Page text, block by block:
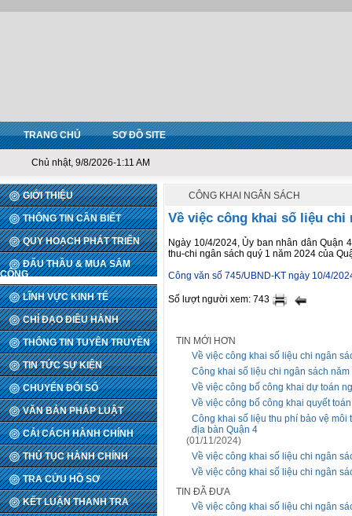
TRANG CHỦ SƠ ĐỒ SITE
Chủ nhật, 9/8/2026-1:11 AM
GIỚI THIỆU
THÔNG TIN CẦN BIẾT
QUY HOẠCH PHÁT TRIỂN
ĐẤU THẦU & MUA SẮM
CÔNG
LĨNH VỰC KINH TẾ
CHỈ ĐẠO ĐIỀU HÀNH
THÔNG TIN TUYÊN TRUYỀN
TIN TỨC SỰ KIỆN
CHUYỂN ĐỔI SỐ
VĂN BẢN PHÁP LUẬT
CẢI CÁCH HÀNH CHÍNH
THỦ TỤC HÀNH CHÍNH
TRA CỨU HỒ SƠ
KẾT LUẬN THANH TRA
CÔNG KHAI NGÂN SÁCH
Về việc công khai số liệu chi
Ngày 10/4/2024, Ủy ban nhân dân Quận
thu-chi ngân sách quý 1 năm 2024 của
Công văn số 745/UBND-KT ngày 10/4/
Số lượt người xem: 743
TIN MỚI HƠN
Về việc công khai số liệu chi ngân
Công khai số liệu chi ngân sách
Về việc công bố công khai dự toán
Về việc công bố công khai quyết
Công khai số liệu thu phí bảo vệ
địa bàn Quận 4
(01/11/2024)
Về việc công khai số liệu chi ngân
Về việc công khai số liệu chi ngân
TIN ĐÃ ĐƯA
Về việc công khai số liệu chi ngân